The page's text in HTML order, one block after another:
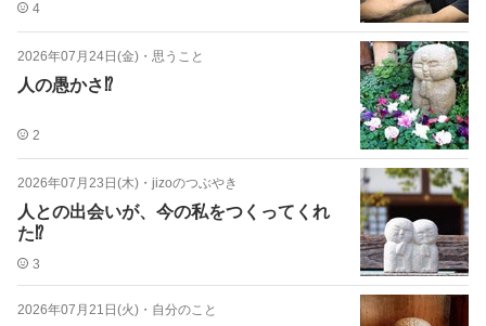
4
2026年07月24日(金) ・ 思うこと
人の愚かさ⁉️
2
2026年07月23日(木) ・ jizoのつぶやき
人との出会いが、今の私をつくってくれ
た⁉️
3
2026年07月21日(火) ・ 自分のこと